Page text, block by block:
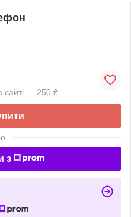
сайті — 250 ₴
з